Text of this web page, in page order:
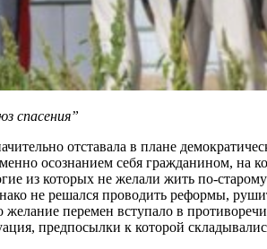
спасения”
отставала в плане
осознанием себя гражданином, на
из которых не желали жить по-
не решался проводить реформы,
желание перемен вступало в
предпосылки к которой